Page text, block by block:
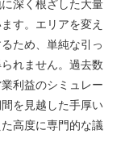
深く根ざした大量
す。エリアを変え
ため、単純な引っ
れません。過去数
利益のシミュレー
を見越した手厚い
高度に専門的な議